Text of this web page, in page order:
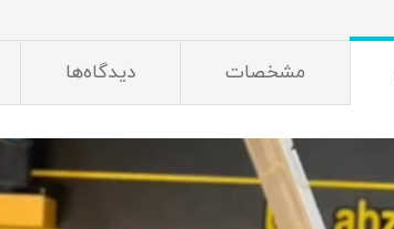
مشخصات دیدگاه‌ها